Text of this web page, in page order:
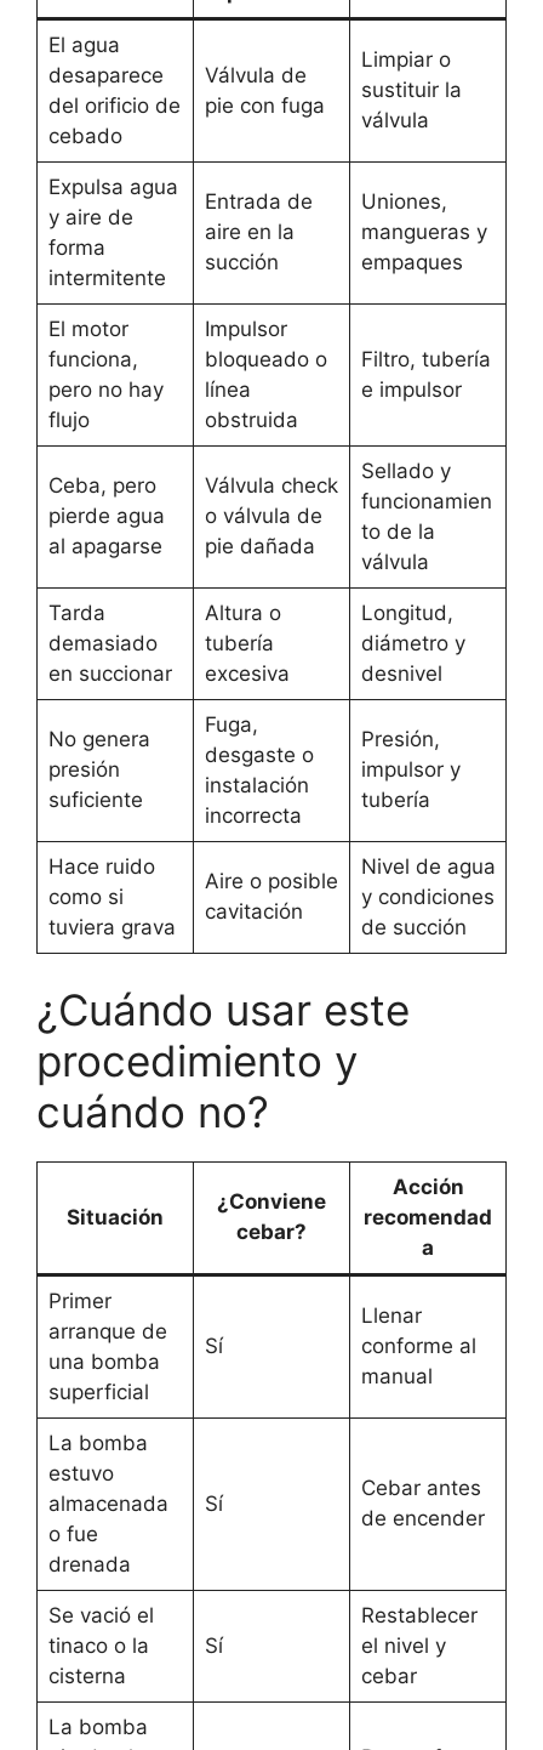
El agua
desaparece
del orificio de
cebado
Válvula de
pie con fuga
Limpiar o
sustituir la
válvula
Expulsa agua
y aire de
forma
intermitente
Entrada de
aire en la
succión
Uniones,
mangueras y
empaques
El motor
funciona,
pero no hay
flujo
Impulsor
bloqueado o
línea
obstruida
Filtro, tubería
e impulsor
Ceba, pero
pierde agua
al apagarse
Válvula check
o válvula de
pie dañada
Sellado y
funcionamien
to de la
válvula
Tarda
demasiado
en succionar
Altura o
tubería
excesiva
Longitud,
diámetro y
desnivel
No genera
presión
suficiente
Fuga,
desgaste o
instalación
incorrecta
Presión,
impulsor y
tubería
Hace ruido
como si
tuviera grava
Aire o posible
cavitación
Nivel de agua
y condiciones
de succión
¿Cuándo usar este
procedimiento y
cuándo no?
Situación
¿Conviene
cebar?
Acción
recomendad
a
Primer
arranque de
una bomba
superficial
Sí
Llenar
conforme al
manual
La bomba
estuvo
almacenada
o fue
drenada
Sí
Cebar antes
de encender
Se vació el
tinaco o la
cisterna
Sí
Restablecer
el nivel y
cebar
La bomba